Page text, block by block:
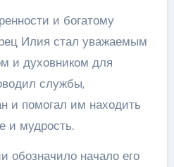
и богатому
Илия стал уважаемым
и духовником для
службы,
и помогал им находить
и мудрость.
обозначило начало его